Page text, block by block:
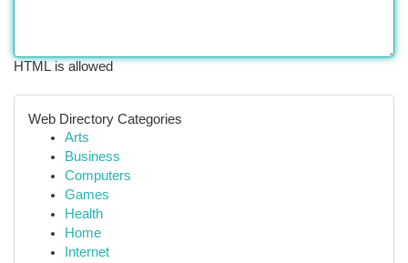
HTML is allowed
Web Directory Categories
Arts
Business
Computers
Games
Health
Home
Internet